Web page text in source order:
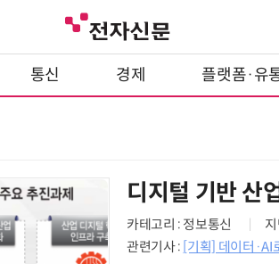
통신 경제 플랫폼·유
디지털 기반 산
카테고리 : 정보통신
관련기사 : [기획] 데이터